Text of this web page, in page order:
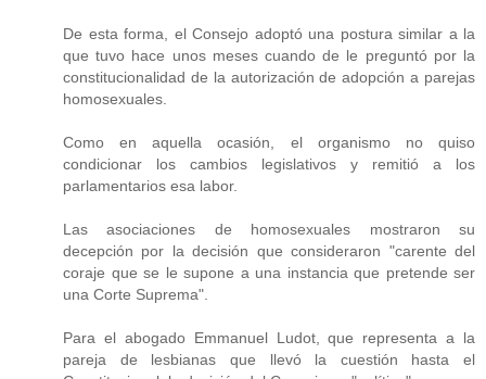
De esta forma, el Consejo adoptó una postura similar a la
que tuvo hace unos meses cuando de le preguntó por la
constitucionalidad de la autorización de adopción a parejas
homosexuales.
Como en aquella ocasión, el organismo no quiso
condicionar los cambios legislativos y remitió a los
parlamentarios esa labor.
Las asociaciones de homosexuales mostraron su
decepción por la decisión que consideraron "carente del
coraje que se le supone a una instancia que pretende ser
una Corte Suprema".
Para el abogado Emmanuel Ludot, que representa a la
pareja de lesbianas que llevó la cuestión hasta el